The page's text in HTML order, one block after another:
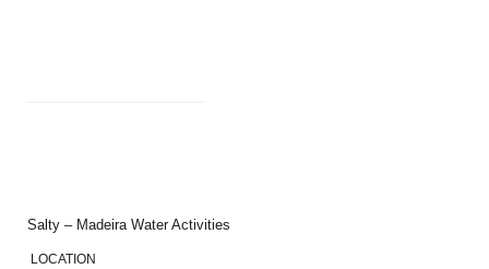
Salty – Madeira Water Activities
LOCATION